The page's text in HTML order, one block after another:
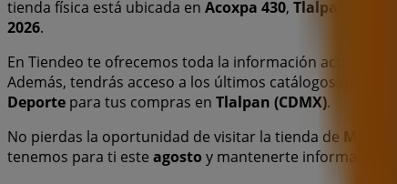
tienda física está ubicada en Acoxpa 430, Tlalpan (CDMX)
2026.
En Tiendeo te ofrecemos toda la información
Además, tendrás acceso a los últimos catálogos de
Deporte para tus compras en Tlalpan (CDMX).
No pierdas la oportunidad de visitar la tienda de Merrell
tenemos para ti este agosto y mantenerte informado